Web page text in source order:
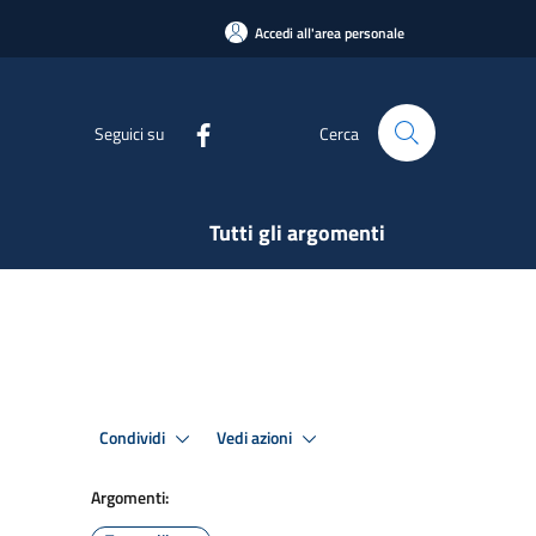
Accedi all'area personale
Seguici su Cerca
Tutti gli argomenti
Condividi Vedi azioni
Argomenti: